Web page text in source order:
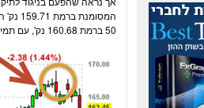
50 ברמת 160.68 נק', עם תמיכה משמעותית נוספת באזור 153-153.50 נק'.